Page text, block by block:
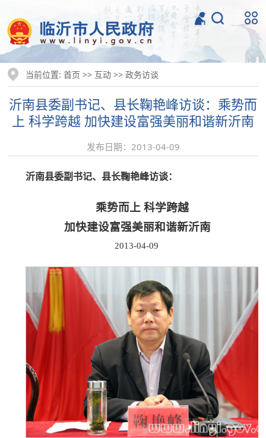
当前位置:首页 >> 互动 >>政务访谈
沂南县委副书记、县长鞠艳峰访谈：乘势而
上 科学跨越 加快建设富强美丽和谐新沂南
发布日期：2013-04-09
沂南县委副书记、县长鞠艳峰访谈：
乘势而上 科学跨越
加快建设富强美丽和谐新沂南
2013-04-09